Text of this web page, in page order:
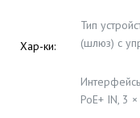
Хар-ки:
Тип
(шлюз) с
PoE+ IN, 3